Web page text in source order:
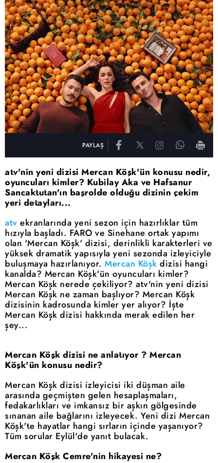
PAYLAŞ
atv'nin yeni dizisi Mercan Köşk'ün konusu nedir,
oyuncuları kimler? Kubilay Aka ve Hafsanur
Sancaktutan'ın başrolde olduğu dizinin çekim
yeri detayları...
atv ekranlarında yeni sezon için hazırlıklar tüm
hızıyla başladı. FARO ve Sinehane ortak yapımı
olan 'Mercan Köşk' dizisi, derinlikli karakterleri ve
yüksek dramatik yapısıyla yeni sezonda izleyiciyle
buluşmaya hazırlanıyor. Mercan Köşk dizisi hangi
kanalda? Mercan Köşk'ün oyuncuları kimler?
Mercan Köşk nerede çekiliyor? atv'nin yeni dizisi
Mercan Köşk ne zaman başlıyor? Mercan Köşk
dizisinin kadrosunda kimler yer alıyor? İşte
Mercan Köşk dizisi hakkında merak edilen her
şey...
Mercan Köşk dizisi ne anlatıyor ? Mercan
Köşk'ün konusu nedir?
Mercan Köşk dizisi izleyicisi iki düşman aile
arasında geçmişten gelen hesaplaşmaları,
fedakarlıkları ve imkansız bir aşkın gölgesinde
sınanan aile bağlarını izleyecek. Yeni dizi Mercan
Köşk'te hayatlar hangi sırların içinde yaşanıyor?
Tüm sorular Eylül'de yanıt bulacak.
Mercan Köşk Cemre'nin hikayesi ne?